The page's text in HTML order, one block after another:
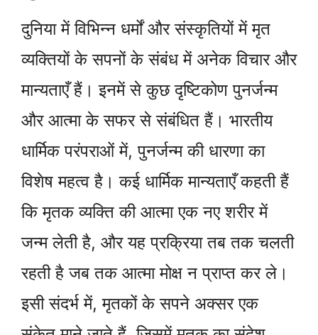
दुनिया में विभिन्न धर्मों और संस्कृतियों में मृत
व्यक्तियों के सपनों के संबंध में अनेक विचार और
मान्यताएँ हैं। इनमें से कुछ दृष्टिकोण पुनर्जन्म
और आत्मा के सफर से संबंधित हैं। भारतीय
धार्मिक परंपराओं में, पुनर्जन्म की धारणा का
विशेष महत्व है। कई धार्मिक मान्यताएँ कहती हैं
कि मृतक व्यक्ति की आत्मा एक नए शरीर में
जन्म लेती है, और यह प्रक्रिया तब तक चलती
रहती है जब तक आत्मा मोक्ष न प्राप्त कर ले।
इसी संदर्भ में, मृतकों के सपने अक्सर एक